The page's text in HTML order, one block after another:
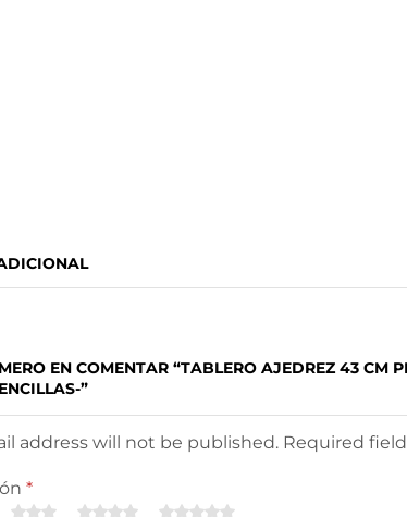
EN COMENTAR “TABLERO AJEDREZ 43 CM
”
address will not be published. Required
*